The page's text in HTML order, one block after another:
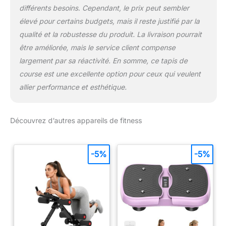
différents besoins. Cependant, le prix peut sembler
élevé pour certains budgets, mais il reste justifié par la
qualité et la robustesse du produit. La livraison pourrait
être améliorée, mais le service client compense
largement par sa réactivité. En somme, ce tapis de
course est une excellente option pour ceux qui veulent
allier performance et esthétique.
Découvrez d’autres appareils de fitness
-5% -5%